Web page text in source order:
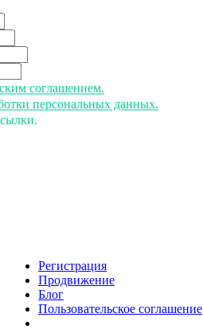
соглашением.
персональных данных.
Регистрация
Продвижение
Блог
Пользовательское соглашение